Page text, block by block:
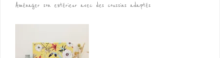
Aménager son extérieur avec des coussins adaptés